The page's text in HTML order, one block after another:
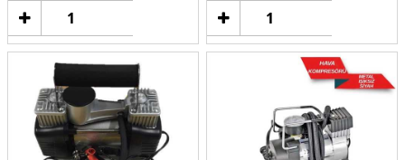
Sepete